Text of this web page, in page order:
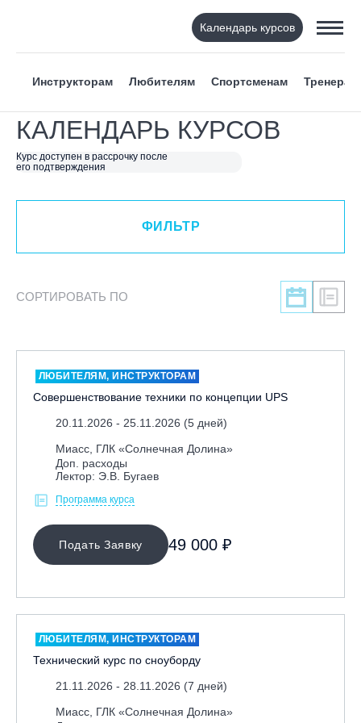
Календарь курсов
Инструкторам Любителям Спортсменам Тренерам
КАЛЕНДАРЬ КУРСОВ
Курс доступен в рассрочку после
его подтверждения
ФИЛЬТР
ВИД СПОРТА
Я ХОЧУ
КАТЕГОРИЯ
ЛЕКТОР
МЕСТО ПРОВЕДЕНИЯ
Байкальск, ГЛЦ «Гора Соболиная»
Вологодская обл., ГЛК "Ципина гора"
Грузия, ГК «Гудаури»
Дистанционно
Екатеринбург, ГЛЦ «Уктус»
Ижевск, КАО «Нечкино»
ФИЛЬТР
СОРТИРОВАТЬ ПО
ЛЮБИТЕЛЯМ, ИНСТРУКТОРАМ
Совершенствование техники по концепции UPS
20.11.2026 - 25.11.2026 (5 дней)
Миасс, ГЛК «Солнечная Долина»
Доп. расходы
Лектор: Э.В. Бугаев
Программа курса
Подать Заявку 49 000 ₽
ЛЮБИТЕЛЯМ, ИНСТРУКТОРАМ
Технический курс по сноуборду
21.11.2026 - 28.11.2026 (7 дней)
Миасс, ГЛК «Солнечная Долина»